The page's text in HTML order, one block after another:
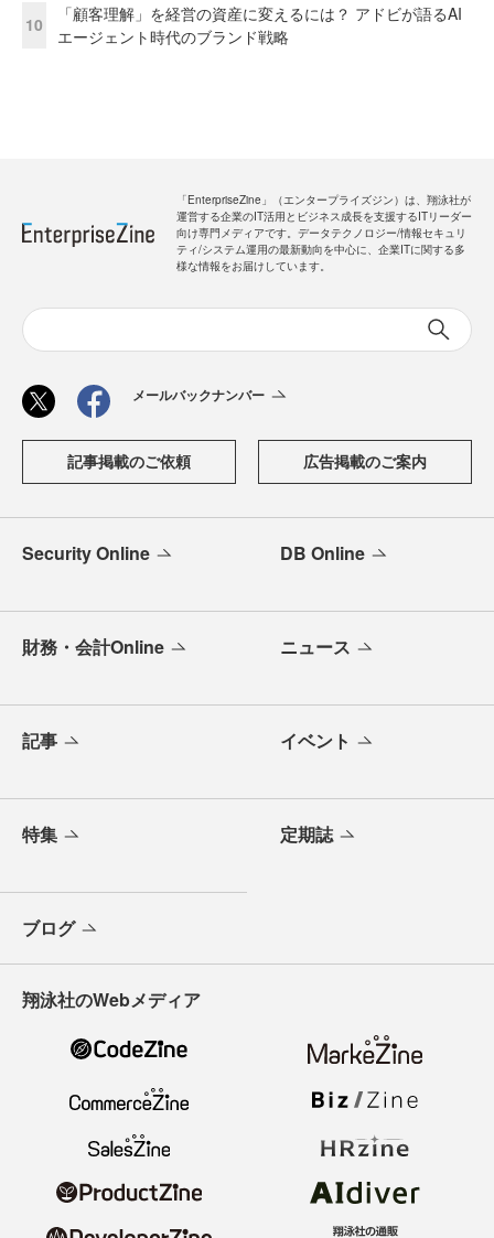
10
「顧客理解」を経営の資産に変えるには？ アドビが語るAI
エージェント時代のブランド戦略
「EnterpriseZine」（エンタープライズジン）は、翔泳社が
運営する企業のIT活用とビジネス成長を支援するITリーダー
向け専門メディアです。データテクノロジー/情報セキュリ
ティ/システム運用の最新動向を中心に、企業ITに関する多
様な情報をお届けしています。
メールバックナンバー
記事掲載のご依頼 広告掲載のご案内
Security Online DB Online
財務・会計Online ニュース
記事 イベント
特集 定期誌
ブログ
翔泳社のWebメディア